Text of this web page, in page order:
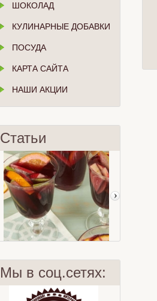
ШОКОЛАД
КУЛИНАРНЫЕ ДОБАВКИ
ПОСУДА
КАРТА САЙТА
НАШИ АКЦИИ
Статьи
Мы в соц.сетях: